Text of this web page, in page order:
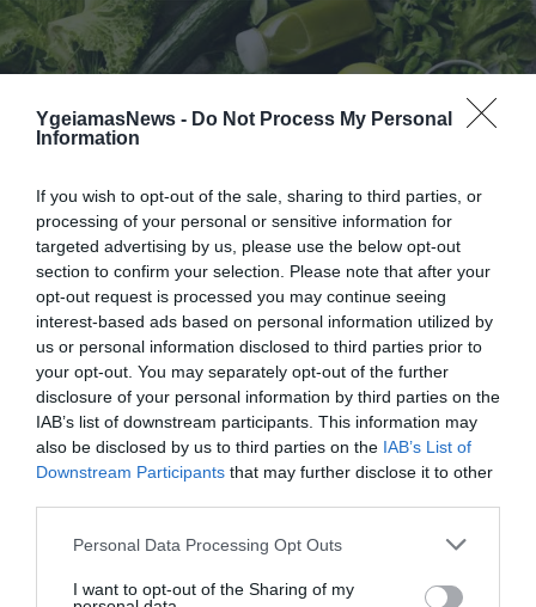
YgeiamasNews - Do Not Process My Personal
Information
If you wish to opt-out of the sale, sharing to third parties, or
processing of your personal or sensitive information for
targeted advertising by us, please use the below opt-out
section to confirm your selection. Please note that after your
opt-out request is processed you may continue seeing
interest-based ads based on personal information utilized by
us or personal information disclosed to third parties prior to
your opt-out. You may separately opt-out of the further
disclosure of your personal information by third parties on the
IAB’s list of downstream participants. This information may
also be disclosed by us to third parties on the IAB’s List of
Downstream Participants that may further disclose it to other
Please note that this website/app uses one or more Google
not limited to your visit or usage behaviour. You may click to
Personal Data Processing Opt Outs
I want to opt-out of the Sharing of my
31.07.2026 15:06
Οι τροφές που βοηθούν στη μακροζωία
31.07.2026 15:05
Το σύμπτωμα που εμφανίζεται τη νύχτα
και μπορεί να προειδοποιεί για